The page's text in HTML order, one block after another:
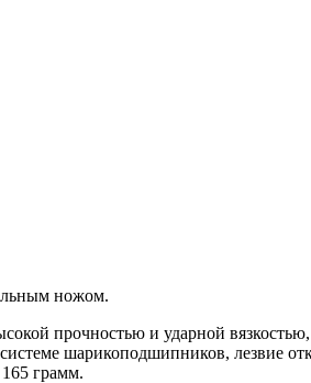
ножом.
прочностью и ударной
шарикоподшипников, лезвие
грамм.